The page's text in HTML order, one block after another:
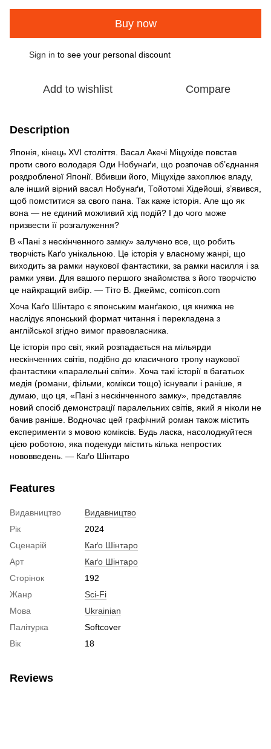
Buy now
Sign in to see your personal discount
Add to wishlist Compare
Description
Японія, кінець XVI століття. Васал Акечі Міцухіде повстав
проти свого володаря Оди Нобунаґи, що розпочав об’єднання
роздробленої Японії. Вбивши його, Міцухіде захоплює владу,
але інший вірний васал Нобунаґи, Тойотомі Хідейоші, з’явився,
щоб помститися за свого пана. Так каже історія. Але що як
вона — не єдиний можливий хід подій? І до чого може
призвести її розгалуження?
В «Пані з нескінченного замку» залучено все, що робить
творчість Каґо унікальною. Це історія у власному жанрі, що
виходить за рамки наукової фантастики, за рамки насилля і за
рамки уяви. Для вашого першого знайомства з його творчістю
це найкращий вибір. — Тіто В. Джеймс, comicon.com
Хоча Каґо Шінтаро є японським манґакою, ця книжка не
наслідує японський формат читання і перекладена з
англійської згідно вимог правовласника.
Це історія про світ, який розпадається на мільярди
нескінченних світів, подібно до класичного тропу наукової
фантастики «паралельні світи». Хоча такі історії в багатьох
медія (романи, фільми, комікси тощо) існували і раніше, я
думаю, що ця, «Пані з нескінченного замку», представляє
новий спосіб демонстрації паралельних світів, який я ніколи не
бачив раніше. Водночас цей графічний роман також містить
експерименти з мовою коміксів. Будь ласка, насолоджуйтеся
цією роботою, яка подекуди містить кілька непростих
нововведень. — Каґо Шінтаро
Features
Видавництво
Видавництво
Рік
2024
Сценарій
Каґо Шінтаро
Арт
Каґо Шінтаро
Сторінок
192
Жанр
Sci-Fi
Мова
Ukrainian
Палітурка
Softcover
Вік
18
Reviews